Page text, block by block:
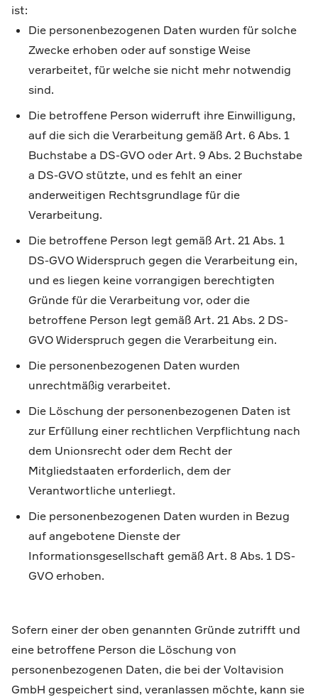
ist:
Die personenbezogenen Daten wurden für solche
Zwecke erhoben oder auf sonstige Weise
verarbeitet, für welche sie nicht mehr notwendig
sind.
Die betroffene Person widerruft ihre Einwilligung,
auf die sich die Verarbeitung gemäß Art. 6 Abs. 1
Buchstabe a DS-GVO oder Art. 9 Abs. 2 Buchstabe
a DS-GVO stützte, und es fehlt an einer
anderweitigen Rechtsgrundlage für die
Verarbeitung.
Die betroffene Person legt gemäß Art. 21 Abs. 1
DS-GVO Widerspruch gegen die Verarbeitung ein,
und es liegen keine vorrangigen berechtigten
Gründe für die Verarbeitung vor, oder die
betroffene Person legt gemäß Art. 21 Abs. 2 DS-
GVO Widerspruch gegen die Verarbeitung ein.
Die personenbezogenen Daten wurden
unrechtmäßig verarbeitet.
Die Löschung der personenbezogenen Daten ist
zur Erfüllung einer rechtlichen Verpflichtung nach
dem Unionsrecht oder dem Recht der
Mitgliedstaaten erforderlich, dem der
Verantwortliche unterliegt.
Die personenbezogenen Daten wurden in Bezug
auf angebotene Dienste der
Informationsgesellschaft gemäß Art. 8 Abs. 1 DS-
GVO erhoben.
Sofern einer der oben genannten Gründe zutrifft und
eine betroffene Person die Löschung von
personenbezogenen Daten, die bei der Voltavision
GmbH gespeichert sind, veranlassen möchte, kann sie